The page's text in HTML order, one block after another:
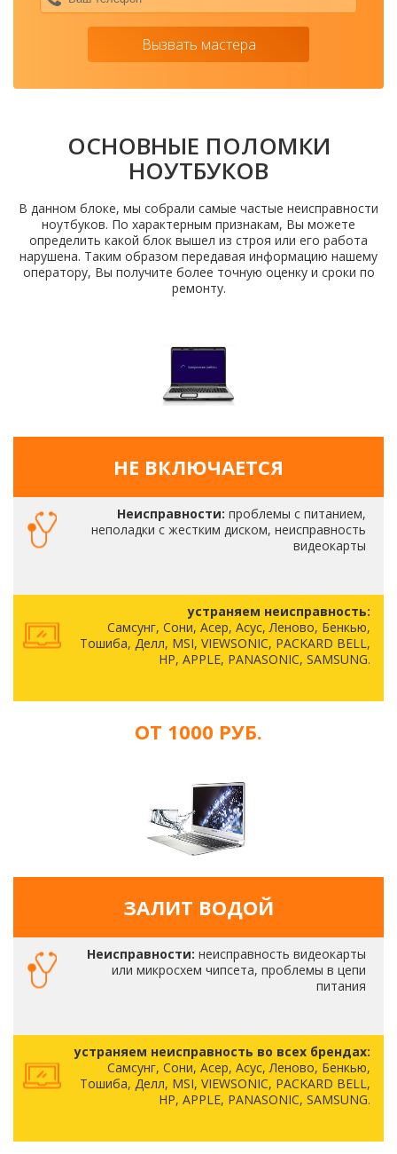
Вызвать мастера
ОСНОВНЫЕ ПОЛОМКИ
НОУТБУКОВ
В данном блоке, мы собрали самые частые неисправности
ноутбуков. По характерным признакам, Вы можете
определить какой блок вышел из строя или его работа
нарушена. Таким образом передавая информацию нашему
оператору, Вы получите более точную оценку и сроки по
ремонту.
НЕ ВКЛЮЧАЕТСЯ
Неисправности: проблемы с питанием,
неполадки с жестким диском, неисправность
видеокарты
устраняем неисправность:
Самсунг, Сони, Асер, Асус, Леново, Бенкью,
Тошиба, Делл, MSI, VIEWSONIC, PACKARD BELL,
HP, APPLE, PANASONIC, SAMSUNG.
ОТ 1000 РУБ.
ЗАЛИТ ВОДОЙ
Неисправности: неисправность видеокарты
или микросхем чипсета, проблемы в цепи
питания
устраняем неисправность во всех брендах:
Самсунг, Сони, Асер, Асус, Леново, Бенкью,
Тошиба, Делл, MSI, VIEWSONIC, PACKARD BELL,
HP, APPLE, PANASONIC, SAMSUNG.